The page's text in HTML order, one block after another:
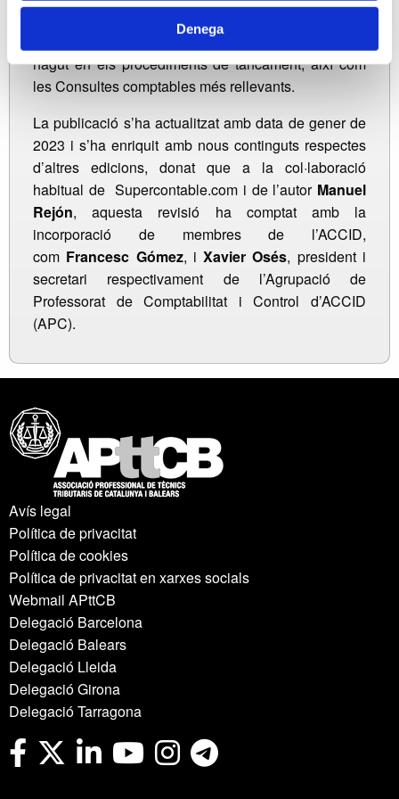
Denega
relatius en la formulació dels comptes anuals. A la
sessió s’hi exposaran els canvis principals que hi ha
hagut en els procediments de tancament, així com
les Consultes comptables més rellevants.
La publicació s’ha actualitzat amb data de gener de
2023 i s’ha enriquit amb nous continguts respectes
d’altres edicions, donat que a la col·laboració
habitual de Supercontable.com i de l’autorManuel
Rejón, aquesta revisió ha comptat amb la
incorporació de membres de l’ACCID,
com Francesc Gómez, iXavier Osés, president i
secretari respectivament de l’Agrupació de
Professorat de Comptabilitat i Control d’ACCID
(APC).
Avís legal
Política de privacitat
Política de cookies
Política de privacitat en xarxes socials
Webmail APttCB
Delegació Barcelona
Delegació Balears
Delegació Lleida
Delegació Girona
Delegació Tarragona